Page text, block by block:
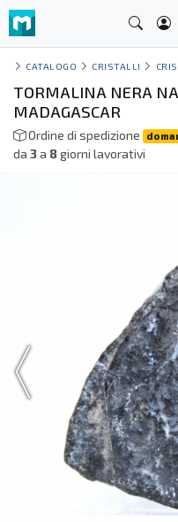
CATALOGO CRISTALLI
TORMALINA NERA
MADAGASCAR
Ordine di spedizione
da 3a 8giorni lavorativi